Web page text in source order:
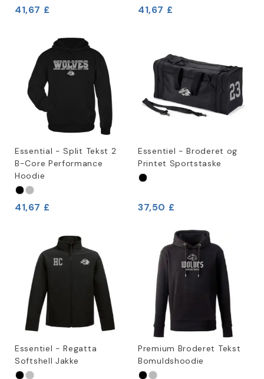
41,67 £ 41,67 £
Essential - Split Tekst 2
B-Core Performance
Hoodie
41,67 £
Essentiel - Broderet og
Printet Sportstaske
37,50 £
Essentiel - Regatta
Softshell Jakke
Premium Broderet Tekst
Bomuldshoodie